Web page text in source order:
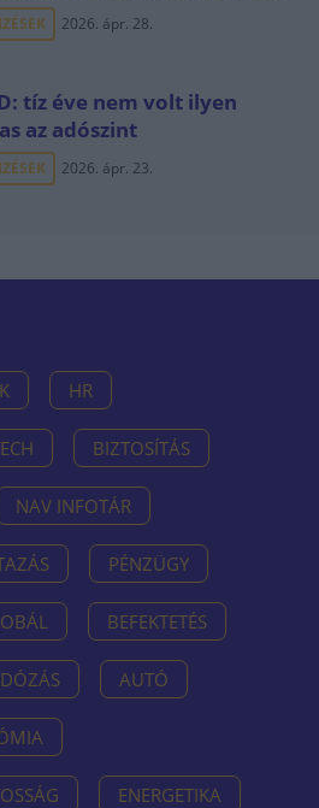
2026. ápr. 28.
tíz éve nem volt ilyen
az adószint
2026. ápr. 23.
HR
BIZTOSÍTÁS
NAV INFOTÁR
PÉNZÜGY
BEFEKTETÉS
AUTÓ
ENERGETIKA